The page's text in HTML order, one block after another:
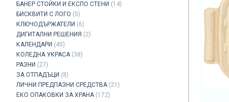
БАНЕР СТОЙКИ И ЕКСПО СТЕНИ (14)
БИСКВИТИ С ЛОГО (5)
КЛЮЧОДЪРЖАТЕЛИ (6)
ДИГИТАЛНИ РЕШЕНИЯ (2)
КАЛЕНДАРИ (45)
КОЛЕДНА УКРАСА (38)
РАЗНИ (27)
ЗА ОТПАДЪЦИ (8)
ЛИЧНИ ПРЕДПАЗНИ СРЕДСТВА (21)
ЕКО ОПАКОВКИ ЗА ХРАНА (172)